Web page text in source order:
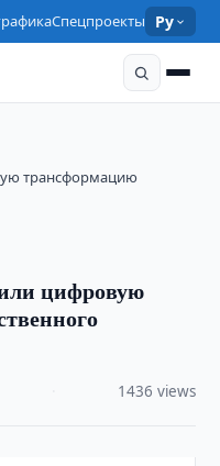
Спецпроекты Ру
трансформацию
цифровую
1436 views